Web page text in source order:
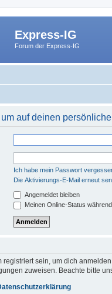
Express-IG
Forum der Express-IG
auf deinen
Ich habe mein Passwort
Die Aktivierungs-E-Mail erneut
Angemeldet bleiben
Meinen Online-Status
registriert sein, um dich
zuweisen. Beachte bitte